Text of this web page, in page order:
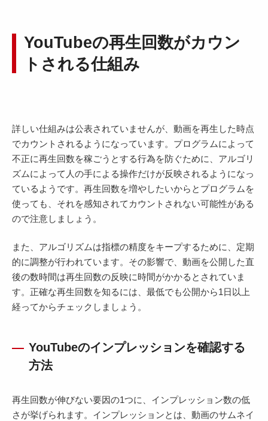
YouTubeの再生回数がカウン
トされる仕組み
詳しい仕組みは公表されていませんが、動画を再生した時点
でカウントされるようになっています。プログラムによって
不正に再生回数を稼ごうとする行為を防ぐために、アルゴリ
ズムによって人の手による操作だけが反映されるようになっ
ているようです。再生回数を増やしたいからとプログラムを
使っても、それを感知されてカウントされない可能性がある
ので注意しましょう。
また、アルゴリズムは指標の精度をキープするために、定期
的に調整が行われています。その影響で、動画を公開した直
後の数時間は再生回数の反映に時間がかかるとされていま
す。正確な再生回数を知るには、最低でも公開から1日以上
経ってからチェックしましょう。
YouTubeのインプレッションを確認する
方法
再生回数が伸びない要因の1つに、インプレッション数の低
さが挙げられます。インプレッションとは、動画のサムネイ